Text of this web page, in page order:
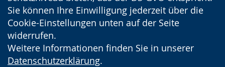
Sie können Ihre Einwilligung jederzeit über die
Cookie-Einstellungen unten auf der Seite
widerrufen.
Weitere Informationen finden Sie in unserer
Datenschutzerklärung.